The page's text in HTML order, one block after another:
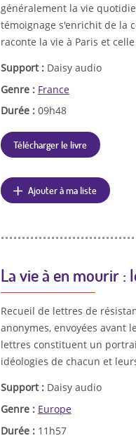
généralement la vie
témoignage s'enrichit de la
raconte la vie à Paris et
Support : Daisy audio
Genre : France
Durée : 09h48
Télécharger le livre
Ajouter à ma liste
La vie à en mourir :
Recueil de lettres de
anonymes, envoyées avant
lettres constituent un
idéologies de chacun et
Support : Daisy audio
Genre : Europe
Durée : 11h57